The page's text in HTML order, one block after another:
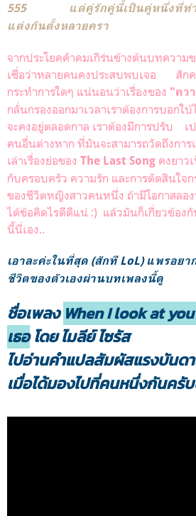
555 แต่คู่รักคู่นี้เป็นคู่หนึ่งที่ทำเอ
แต่งกันตั้งหลายครา
จากประโยคคำคมเกิร่นข้างต้นบทความ
เชื่อว่าหลายคนคงประสบพบเจอ สักค
กระทำการใดๆ แน่นอนว่าเรื่องของ "คว
กลั่นกรองออกมาเวลาเราต้องการบอกใ
จะคงอยู่ตลอดกาล เราต้องมีการปรับ
คนอื่นต่างหาก ที่มันจะสามารถวัดถึงกา
เล่าเรื่องย่อของ The Last Song คงยาว
กับครอบครัว ความรัก และการตัดสินใจ
ของชีวิตหญิงสาวคนหนึ่ง ถ้ามีโอกาสลอ
ได้ข้อคิดไรดีดีแน่ :) แล้วมันก็เกี่ยวข้อง
นี้นี่เอง..
เอาละค่ะในที่สุด (สักที LoL) แพรอย
ชีวิตของตัวเองผ่านบทเพลงนี้ดู
ชื่อเพลงWhen I look at
เธอโดย ไมลีย์ ไซรัส
ไปอ่านคำแปลสัมผัสแรงบันด
เมื่อได้มองไปที่คนหนึ่งกันครั